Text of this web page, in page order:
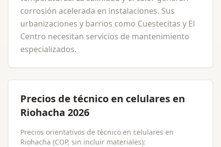
corrosión acelerada en instalaciones. Sus
urbanizaciones y barrios como Cuestecitas y El
Centro necesitan servicios de mantenimiento
especializados.
Precios de técnico en celulares en
Riohacha 2026
Precios orientativos de técnico en celulares en
Riohacha (COP, sin incluir materiales):